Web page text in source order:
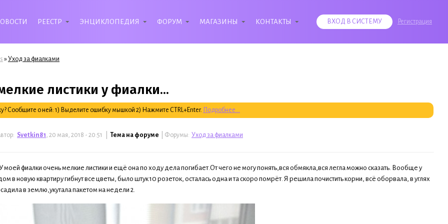
РЕЕСТР ЭНЦИКЛОПЕДИЯ ФОРУМ МАГАЗИНЫ КОНТАКТЫ ВХОД В СИСТЕМУ Регистрация
» Уход за фиалками
листики у фиалки...
Сообщите о ней: 1) Выделите ошибку мышкой 2) Нажмите CTRL+Enter. Подробнее...
Svetkin81 , 20 мая, 2018 - 20:51 | Тема на форуме | Форумы: Уход за фиалками
моей фиалки очень мелкие листики и ещё она по ходу дела погибает.От чего не могу понять,вся обмякла,вся легла можно сказать. Вообще у
в новую квартиру гибнут все цветы, было штук 10 розеток, осталась одна и та скоро помрёт. Я решила почистить корни, всё оборвала, в углях
в землю,укутала пакетом на недели 2.